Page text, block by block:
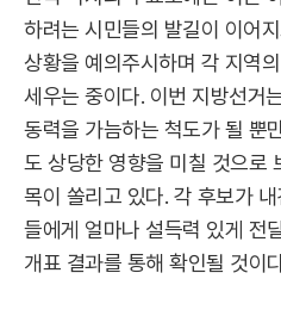
하려는 시민들의 발길이 이어
상황을 예의주시하며 각 지역
세우는 중이다. 이번 지방선거
동력을 가늠하는 척도가 될 뿐
도 상당한 영향을 미칠 것으로
목이 쏠리고 있다. 각 후보가
들에게 얼마나 설득력 있게 전
개표 결과를 통해 확인될 것이